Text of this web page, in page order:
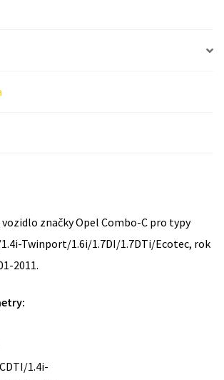
značky Opel Combo-C pro typy
Twinport/1.6i/1.7DI/1.7DTi/Ecotec, rok
2011.
1.4i-